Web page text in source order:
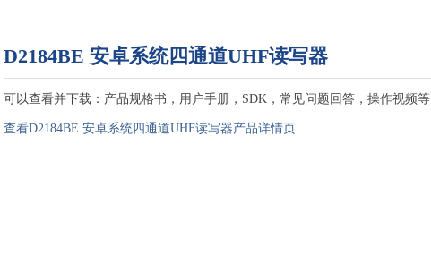
D2184BE 安卓系统四通道UHF读写器
可以查看并下载：产品规格书，用户手册，SDK，常见问题回答，操作视频等
查看D2184BE 安卓系统四通道UHF读写器产品详情页